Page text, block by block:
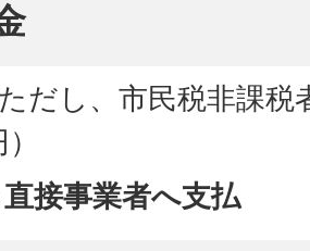
だし、市民税非課税
接事業者へ支払